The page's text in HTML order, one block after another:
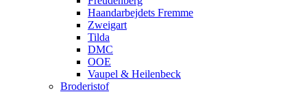
Haandarbejdets Fremme
Zweigart
Tilda
DMC
OOE
Vaupel & Heilenbeck
Broderistof